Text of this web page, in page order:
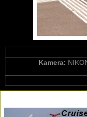
Kamera: